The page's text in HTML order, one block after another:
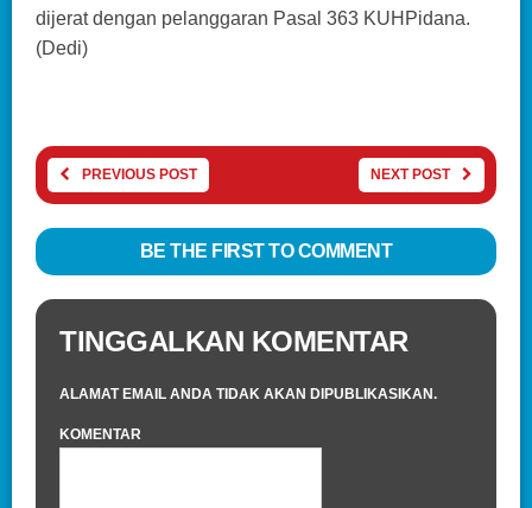
dijerat dengan pelanggaran Pasal 363 KUHPidana.
(Dedi)
PREVIOUS POST NEXT POST
BE THE FIRST TO COMMENT
TINGGALKAN KOMENTAR
ALAMAT EMAIL ANDA TIDAK AKAN DIPUBLIKASIKAN.
KOMENTAR